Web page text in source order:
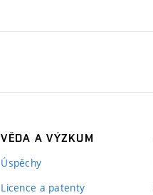
VĚDA A VÝZKUM
Úspěchy
Licence a patenty